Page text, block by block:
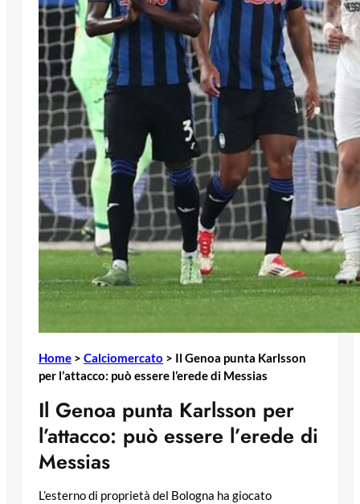
Home > Calciomercato > Il Genoa punta Karlsson
per l’attacco: può essere l’erede di Messias
Il Genoa punta Karlsson per
l’attacco: può essere l’erede di
Messias
L’esterno di proprietà del Bologna ha giocato